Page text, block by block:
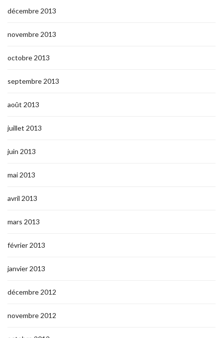
décembre 2013
novembre 2013
octobre 2013
septembre 2013
août 2013
juillet 2013
juin 2013
mai 2013
avril 2013
mars 2013
février 2013
janvier 2013
décembre 2012
novembre 2012